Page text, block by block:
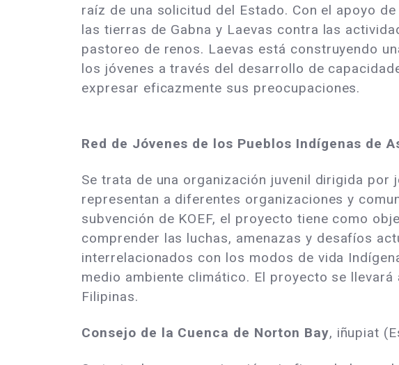
raíz de una solicitud del Estado. Con el apoyo
las tierras de Gabna y Laevas contra las
pastoreo de renos. Laevas está construyendo
los jóvenes a través del desarrollo de
expresar eficazmente sus preocupaciones.
Red de Jóvenes de los Pueblos Indígenas de
Se trata de una organización juvenil dirigida
representan a diferentes organizaciones y
subvención de KOEF, el proyecto tiene como
comprender las luchas, amenazas y desafíos
interrelacionados con los modos de vida
medio ambiente climático. El proyecto se
Filipinas.
Consejo de la Cuenca de Norton Bay, iñupiat